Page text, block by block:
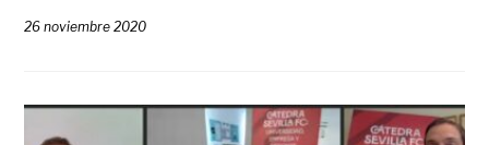
26 noviembre 2020